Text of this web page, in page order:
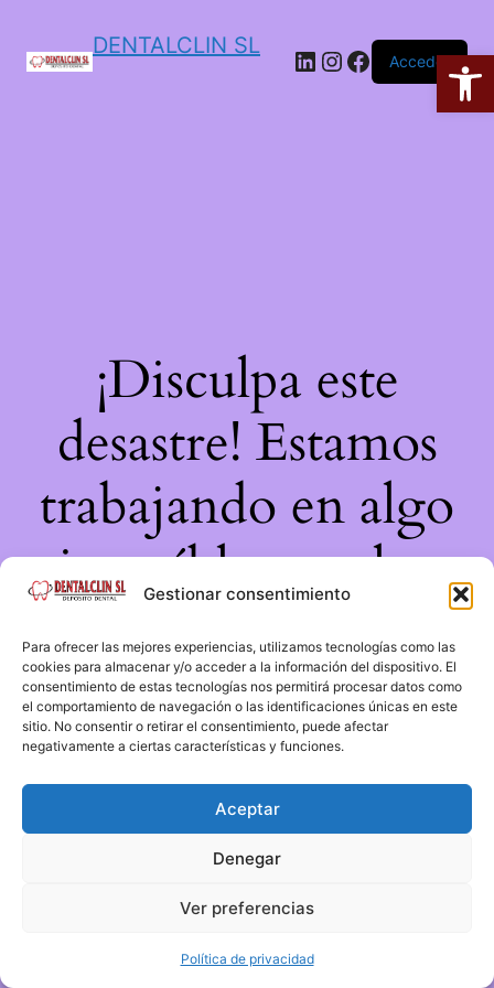
Gestionar consentimiento
Para ofrecer las mejores experiencias, utilizamos tecnologías como las
cookies para almacenar y/o acceder a la información del dispositivo. El
consentimiento de estas tecnologías nos permitirá procesar datos como
el comportamiento de navegación o las identificaciones únicas en este
sitio. No consentir o retirar el consentimiento, puede afectar
negativamente a ciertas características y funciones.
Aceptar
Denegar
Ver preferencias
Política de privacidad
DENTALCLIN SL
Acceder
¡Disculpa este
desastre! Estamos
trabajando en algo
increíble, ¡vuelve
pronto!